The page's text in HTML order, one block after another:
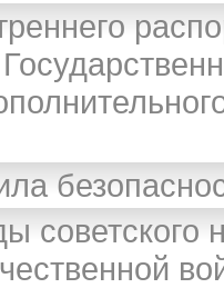
советского